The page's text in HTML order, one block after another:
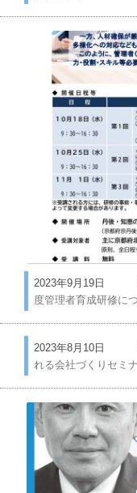
2023年9月19日
度管理者育成研修に
2023年8月10日
れる会社づくりセミ